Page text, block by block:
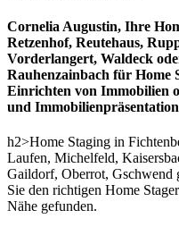
Cornelia Augustin, Ihre
Retzenhof, Reutehaus,
Vorderlangert, Waldeck
Rauhenzainbach für Home
Einrichten von Immobilien
und
h2>Home Staging in
Laufen, Michelfeld,
Gaildorf, Oberrot, Gschwend
Sie den richtigen Home
Nähe gefunden.